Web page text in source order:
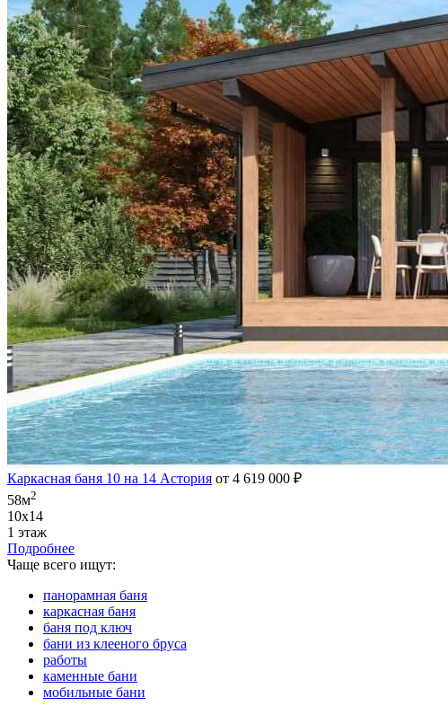
Каркасная баня 10 на 14 Астория от 4 619 000 ₽
58м2
10х14
1 этаж
Подробнее
Чаще всего ищут:
панорамная баня
каркасная баня
баня под ключ
бани из клееного бруса
работы
каменные бани
мобильные бани